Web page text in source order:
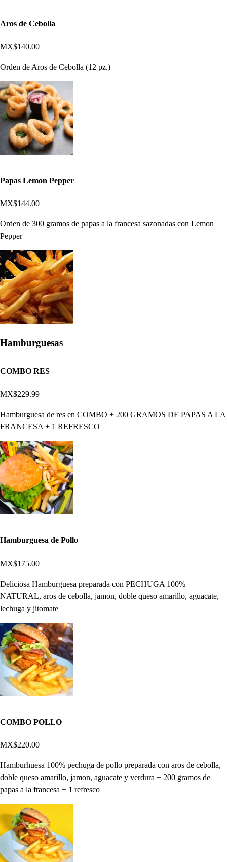
Aros de Cebolla
MX$140.00
Orden de Aros de Cebolla (12 pz.)
Papas Lemon Pepper
MX$144.00
Orden de 300 gramos de papas a la francesa sazonadas con Lemon
Pepper
Hamburguesas
COMBO RES
MX$229.99
Hamburguesa de res en COMBO + 200 GRAMOS DE PAPAS A LA
FRANCESA + 1 REFRESCO
Hamburguesa de Pollo
MX$175.00
Deliciosa Hamburguesa preparada con PECHUGA 100%
NATURAL, aros de cebolla, jamon, doble queso amarillo, aguacate,
lechuga y jitomate
COMBO POLLO
MX$220.00
Hamburhuesa 100% pechuga de pollo preparada con aros de cebolla,
doble queso amarillo, jamon, aguacate y verdura + 200 gramos de
papas a la francesa + 1 refresco